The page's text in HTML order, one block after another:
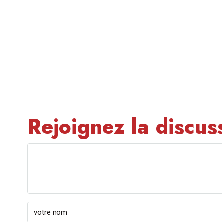
Rejoignez la